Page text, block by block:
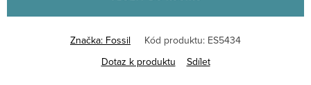
Značka: Fossil Kód produktu: ES5434
Dotaz k produktu
Sdílet